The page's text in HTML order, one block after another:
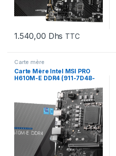
1.540,00 Dhs TTC
Carte mère
Carte Mère Intel MSI PRO
H610M-E DDR4 (911-7D48-